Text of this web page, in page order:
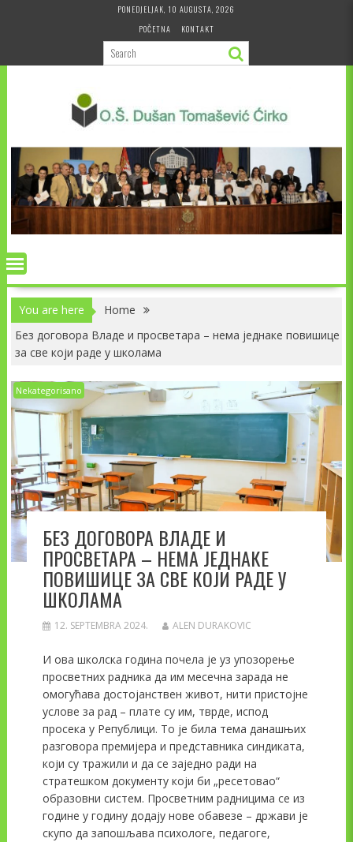
PONEDJELJAK, 10 AUGUSTA, 2026
POČETNA
KONTAKT
You are here
Home
Без договора Владе и просветара – нема једнаке повишице
за све који раде у школама
Nekategorisano
БЕЗ ДОГОВОРА ВЛАДЕ И
ПРОСВЕТАРА – НЕМА ЈЕДНАКЕ
ПОВИШИЦЕ ЗА СВЕ КОЈИ РАДЕ У
ШКОЛАМА
12. SEPTEMBRA 2024. ALEN DURAKOVIC
И ова школска година почела је уз упозорење
просветних радника да им месечна зарада не
омогућава достојанствен живот, нити пристојне
услове за рад – плате су им, тврде, испод
просека у Републици. То је била тема данашњих
разговора премијера и представника синдиката,
који су тражили и да се заједно ради на
стратешком документу који би „ресетовао“
образовни систем. Просветним радницима се из
године у годину додају нове обавезе – држави је
скупо да запошљава психологе, педагоге,